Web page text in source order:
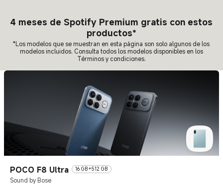
4 meses de Spotify Premium gratis con estos
productos*
*Los modelos que se muestran en esta página son solo algunos de los
modelos incluidos. Consulta todos los modelos disponibles en los
Términos y condiciones.
POCO F8 Ultra 16 GB+512 GB
Sound by Bose